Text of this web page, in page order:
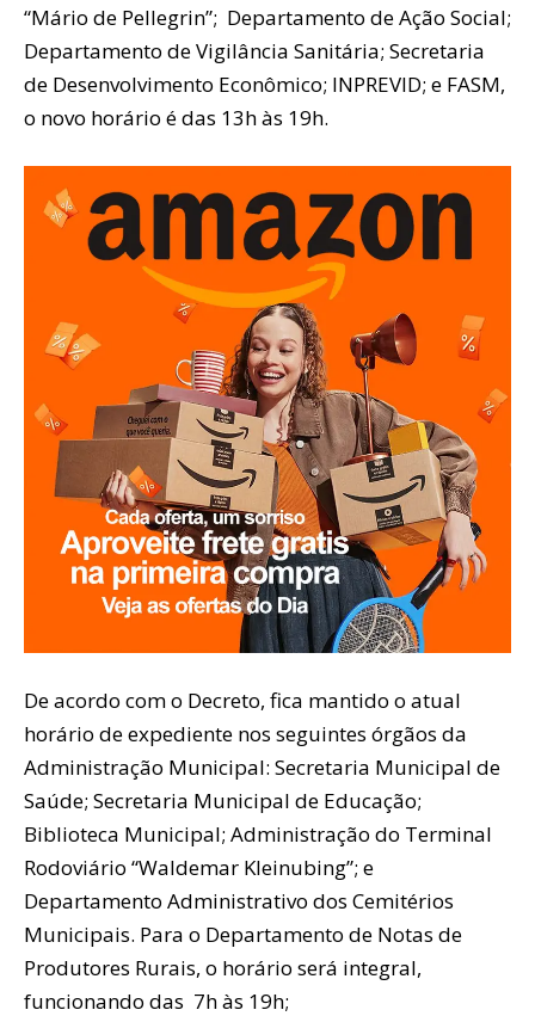
“Mário de Pellegrin”; Departamento de Ação Social;
Departamento de Vigilância Sanitária; Secretaria
de Desenvolvimento Econômico; INPREVID; e FASM,
o novo horário é das 13h às 19h.
De acordo com o Decreto, fica mantido o atual
horário de expediente nos seguintes órgãos da
Administração Municipal: Secretaria Municipal de
Saúde; Secretaria Municipal de Educação;
Biblioteca Municipal; Administração do Terminal
Rodoviário “Waldemar Kleinubing”; e
Departamento Administrativo dos Cemitérios
Municipais. Para o Departamento de Notas de
Produtores Rurais, o horário será integral,
funcionando das 7h às 19h;